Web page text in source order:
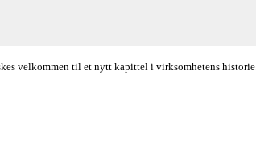
velkommen til et nytt kapittel i virksomhetens historie.